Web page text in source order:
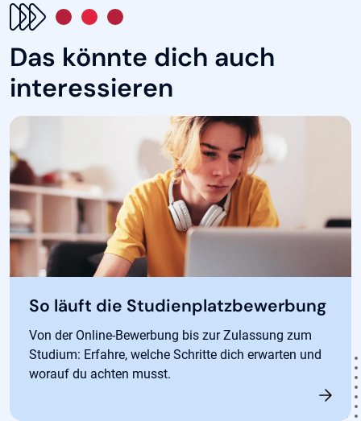
Das könnte dich auch
interessieren
So läuft die Studienplatzbewerbung
Von der Online-Bewerbung bis zur Zulassung zum
Studium: Erfahre, welche Schritte dich erwarten und
worauf du achten musst.